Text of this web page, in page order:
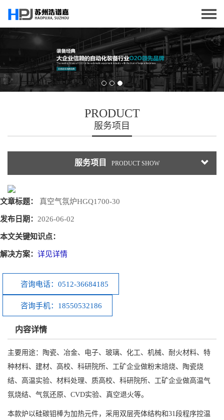
PRODUCT
服务项目
服务项目 PRODUCT SHOW
文章标题： 真空气氛炉HGQ1700-30
发布日期： 2026-06-02
本文关键知识点：
解决方案： 详见详情
咨询电话：0512-36684185
咨询手机：18550532186
内容详情
主要用途：陶瓷、冶金、电子、玻璃、化工、机械、耐火材料、特
种材料、建材、高校、科研院所、工矿企业做粉末焙烧、陶瓷烧
结、高温实验、材料处理、质高校、科研院所、工矿企业做高温气
氛烧结、气氛还原、CVD实验、真空退火等。
本款炉以硅碳钼棒为加热元件，采用双层壳体结构和31段程序控温